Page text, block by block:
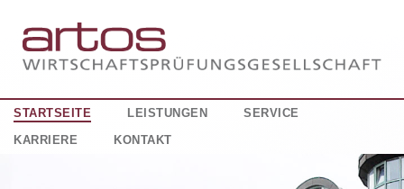
STARTSEITE LEISTUNGEN
SERVICE
KARRIERE
KONTAKT